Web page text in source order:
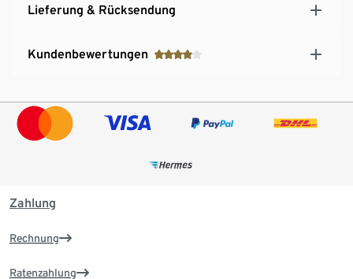
Lieferung & Rücksendung
Kundenbewertungen
Zahlung
Rechnung
Ratenzahlung